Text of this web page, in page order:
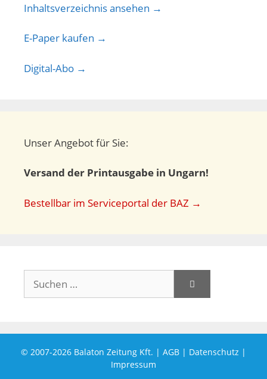
Inhaltsverzeichnis ansehen →
E-Paper kaufen →
Digital-Abo →
Unser Angebot für Sie:
Versand der Printausgabe in Ungarn!
Bestellbar im Serviceportal der BAZ →
Suchen
nach:
© 2007-2026 Balaton Zeitung Kft. | AGB | Datenschutz |
Impressum